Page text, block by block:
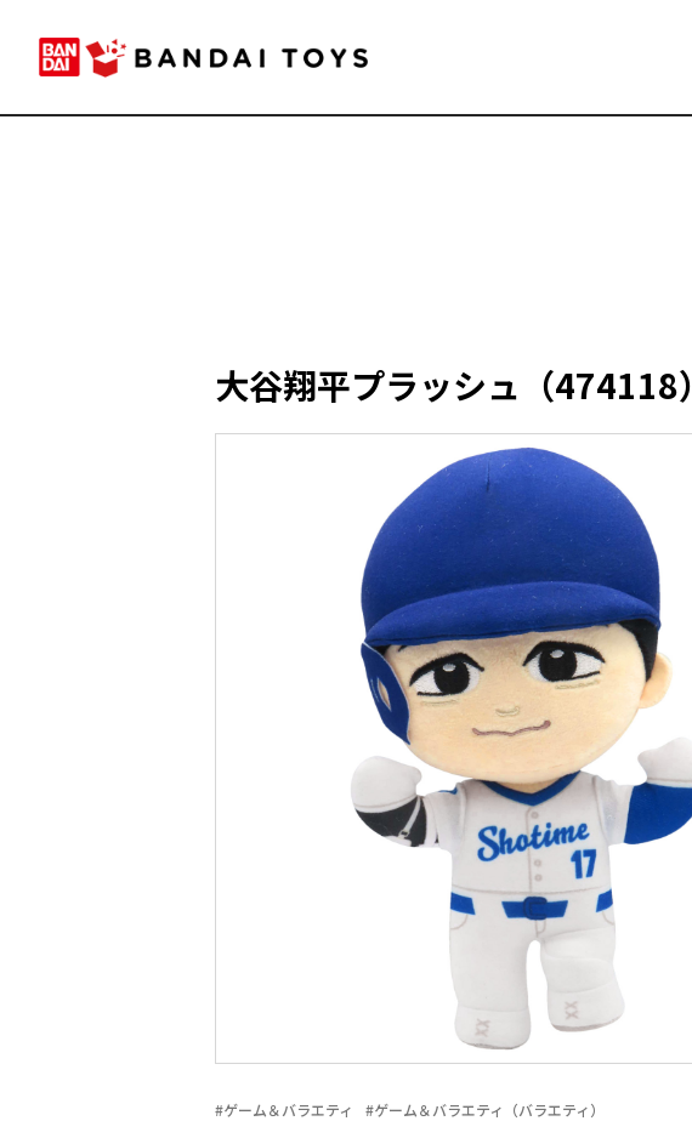
大谷翔平プラッシュ（474118）
#ゲーム＆バラエティ #ゲーム＆バラエティ（バラエティ）